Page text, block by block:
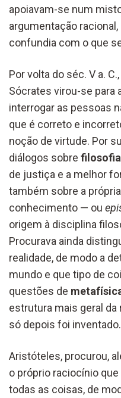
apoiavam-se num
argumentação
confundia com o que
Por volta do séc. V a.
Sócrates virou-se para
interrogar as pessoas
que é correto e
noção de virtude. Por
diálogos sobre
de justiça e a melhor
também sobre a
conhecimento — ou
origem à disciplina
Procurava ainda
realidade, de modo a
mundo e que tipo de
questões de
estrutura mais geral
só depois foi inventado.
Aristóteles, procurou,
o próprio raciocínio
todas as coisas, de